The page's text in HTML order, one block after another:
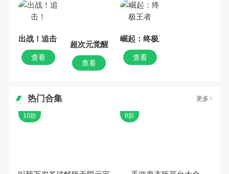
出战！追击！
查看
超次元觉醒
查看
崛起：终极王者
查看
热门合集
叫我万岁爷破解版无限元宝
10款
手游变态版平台大全
8款